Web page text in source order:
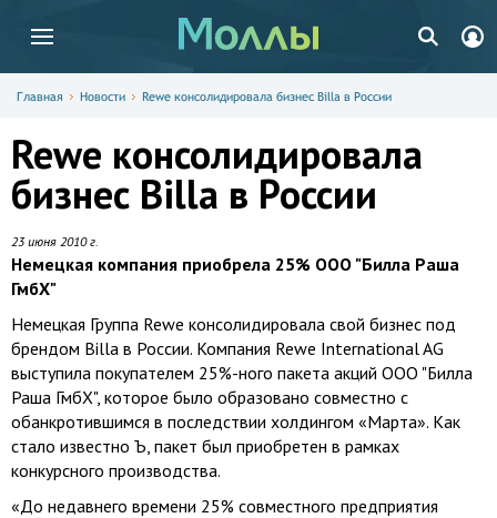
Главная Новости Rewe консолидировала бизнес Billa в России
Rewe консолидировала
бизнес Billa в России
23 июня 2010 г.
Немецкая компания приобрела 25% ООО "Билла Раша
ГмбХ"
Немецкая Группа Rewe консолидировала свой бизнес под
брендом Billa в России. Компания Rewe International AG
выступила покупателем 25%-ного пакета акций ООО "Билла
Раша ГмбХ", которое было образовано совместно с
обанкротившимся в последствии холдингом «Марта». Как
стало известно Ъ, пакет был приобретен в рамках
конкурсного производства.
«До недавнего времени 25% совместного предприятия